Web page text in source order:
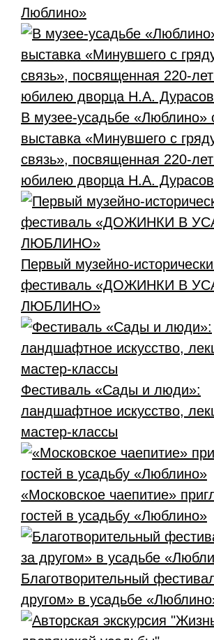
Люблино»
В музее-усадьбе «Люблино»
выставка «Минувшего с
связь», посвященная 220-
юбилею дворца Н.А.
Первый музейно-
фестиваль «ДОЖИНКИ В
ЛЮБЛИНО»
Фестиваль «Сады и люди»:
ландшафтное искусство,
мастер-классы
«Московское чаепитие»
гостей в усадьбу «Люблино»
Благотворительный
другом» в усадьбе